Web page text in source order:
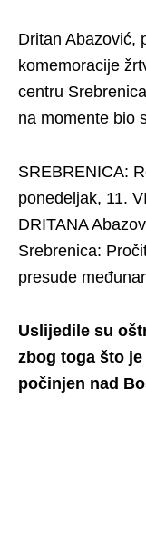
Dritan Abazović,
komemoracije
centru
na momente bio
SREBRENICA:
ponedeljak, 11.
DRITANA
Srebrenica:
presude
Uslijedile su
zbog toga što
počinjen nad